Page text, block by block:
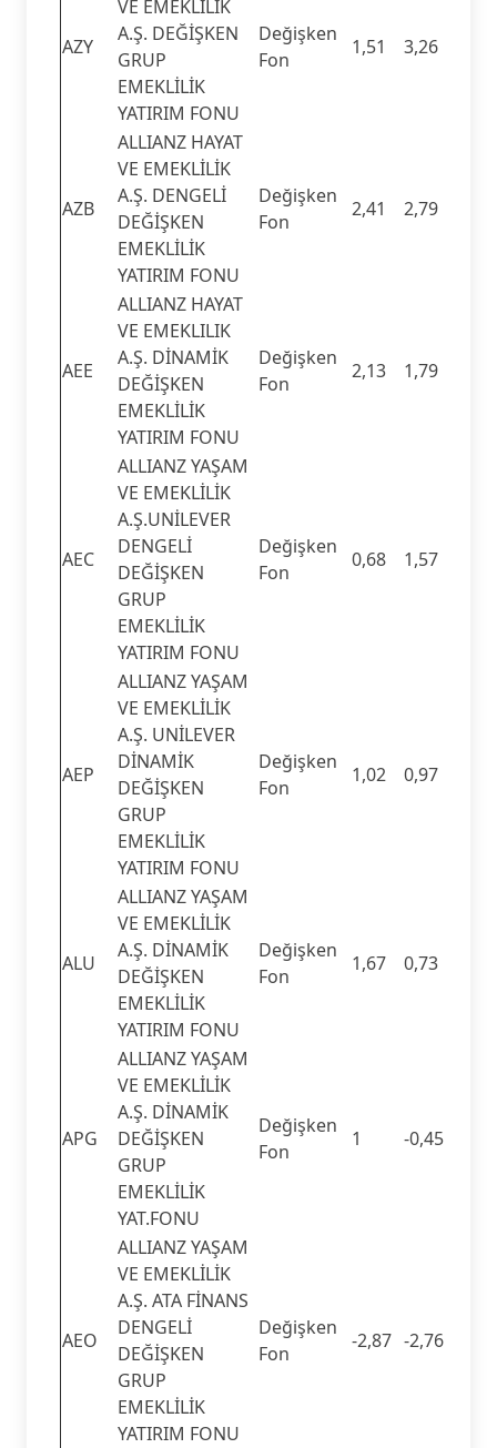
AZY
VE EMEKLİLİK
A.Ş. DEĞİŞKEN
GRUP
EMEKLİLİK
YATIRIM FONU
Değişken
Fon
1,51 3,26
AZB
ALLIANZ HAYAT
VE EMEKLİLİK
A.Ş. DENGELİ
DEĞİŞKEN
EMEKLİLİK
YATIRIM FONU
Değişken
Fon
2,41 2,79
AEE
ALLIANZ HAYAT
VE EMEKLILIK
A.Ş. DİNAMİK
DEĞİŞKEN
EMEKLİLİK
YATIRIM FONU
Değişken
Fon
2,13 1,79
AEC
ALLIANZ YAŞAM
VE EMEKLİLİK
A.Ş.UNİLEVER
DENGELİ
DEĞİŞKEN
GRUP
EMEKLİLİK
YATIRIM FONU
Değişken
Fon
0,68 1,57
AEP
ALLIANZ YAŞAM
VE EMEKLİLİK
A.Ş. UNİLEVER
DİNAMİK
DEĞİŞKEN
GRUP
EMEKLİLİK
YATIRIM FONU
Değişken
Fon
1,02 0,97
ALU
ALLIANZ YAŞAM
VE EMEKLİLİK
A.Ş. DİNAMİK
DEĞİŞKEN
EMEKLİLİK
YATIRIM FONU
Değişken
Fon
1,67 0,73
APG
ALLIANZ YAŞAM
VE EMEKLİLİK
A.Ş. DİNAMİK
DEĞİŞKEN
GRUP
EMEKLİLİK
YAT.FONU
Değişken
Fon
1 -0,45
AEO
ALLIANZ YAŞAM
VE EMEKLİLİK
A.Ş. ATA FİNANS
DENGELİ
DEĞİŞKEN
GRUP
EMEKLİLİK
YATIRIM FONU
Değişken
Fon
-2,87 -2,76